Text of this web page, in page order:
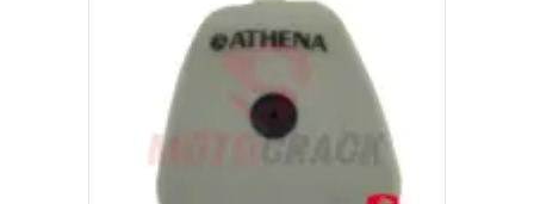
AÑADIR AL CARRITO